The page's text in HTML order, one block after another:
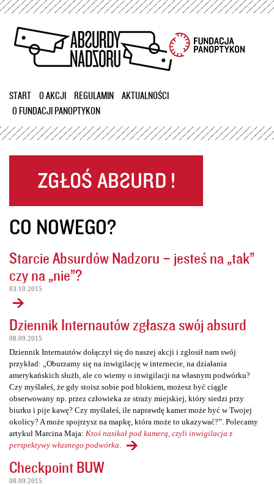
Przejdź
treści
START O AKCJI REGULAMIN
AKTUALNOŚCI
O FUNDACJI PANOPTYKON
CO NOWEGO?
Starcie Absurdów Nadzoru – jesteś na „tak”
czy na „nie”?
03.10.2015
Dziennik Internautów zgłasza swój absurd
08.09.2015
Dziennik Internautów dołączył się do naszej akcji i zgłosił nam swój
przykład: „Oburzamy się na inwigilację w internecie, na działania
amerykańskich służb, ale co wiemy o inwigilacji na własnym podwórku?
Czy myślałeś, że gdy stoisz sobie pod blokiem, możesz być ciągle
obserwowany np. przez człowieka ze straży miejskiej, który siedzi przy
biurku i pije kawę? Czy myślałeś, ile naprawdę kamer może być w Twojej
okolicy? A może spojrzysz na mapkę, która może to ukazywać?”. Polecamy
artykuł Marcina Maja: Ktoś nasikał pod kamerą, czyli inwigilacja z
perspektywy własnego podwórka
Checkpoint BUW
08.09.2015